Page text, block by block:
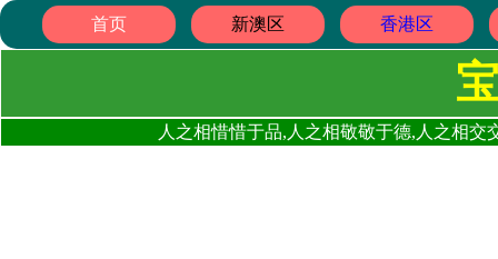
首页 新澳区 香港区
人之相惜惜于品,人之相敬敬于德,人之相